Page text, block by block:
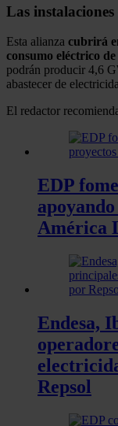
Las instalaciones
Esta alianza cubrirá
consumo eléctrico
podrán producir 4,6
abastecer de
El redactor
EDP
América
Endesa,
Repsol